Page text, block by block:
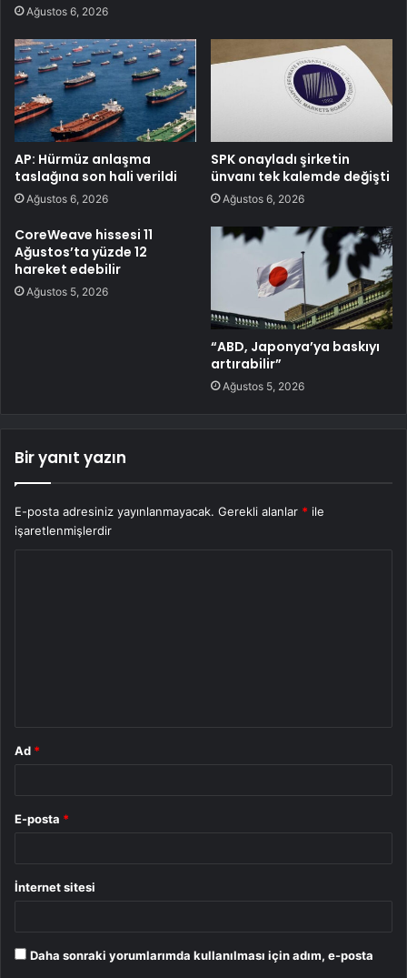
Ağustos 6, 2026
AP: Hürmüz anlaşma
taslağına son hali verildi
Ağustos 6, 2026
SPK onayladı şirketin
ünvanı tek kalemde değişti
Ağustos 6, 2026
CoreWeave hissesi 11
Ağustos’ta yüzde 12
hareket edebilir
Ağustos 5, 2026
“ABD, Japonya’ya baskıyı
artırabilir”
Ağustos 5, 2026
Bir yanıt yazın
E-posta adresiniz yayınlanmayacak. Gerekli alanlar * ile
işaretlenmişlerdir
Ad *
E-posta *
İnternet sitesi
Daha sonraki yorumlarımda kullanılması için adım, e-posta